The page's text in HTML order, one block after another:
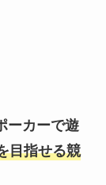
ーカーで遊
目指せる競